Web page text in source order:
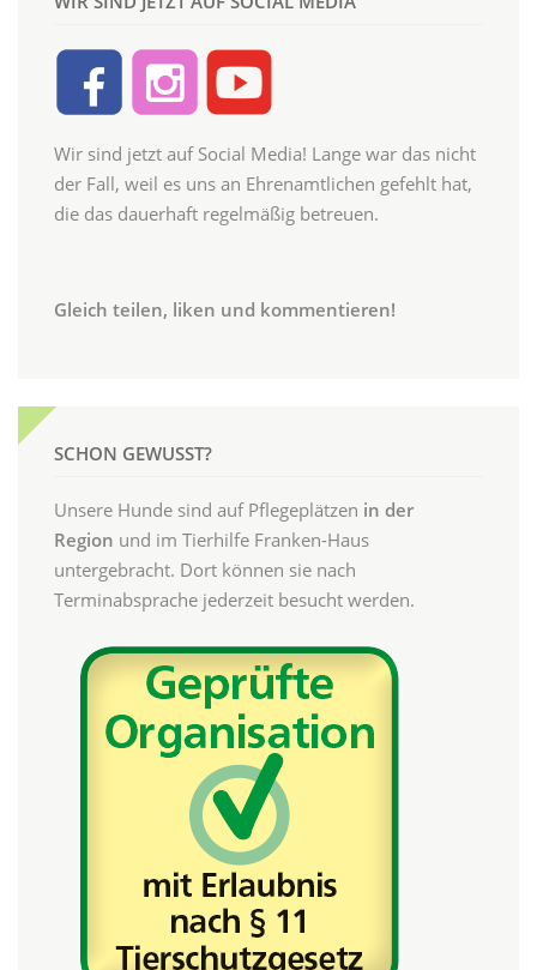
Wir sind jetzt auf Social Media! Lange war das nicht
der Fall, weil es uns an Ehrenamtlichen gefehlt hat,
die das dauerhaft regelmäßig betreuen.
Gleich teilen, liken und kommentieren!
SCHON GEWUSST?
Unsere Hunde sind auf Pflegeplätzen in der
Region und im Tierhilfe Franken-Haus
untergebracht. Dort können sie nach
Terminabsprache jederzeit besucht werden.